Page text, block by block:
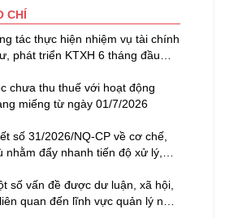
CHÍ
tác thực hiện nhiệm vụ tài chính
phát triển KTXH 6 tháng đầu
vụ 6 tháng cuối năm 2026
chưa thu thuế với hoạt động
miếng từ ngày 01/7/2026
số 31/2026/NQ-CP về cơ chế,
nhằm đẩy nhanh tiến độ xử lý,
dư sau sắp xếp tổ chức bộ
chính
số vấn đề được dư luận, xã hội,
quan đến lĩnh vực quản lý nhà